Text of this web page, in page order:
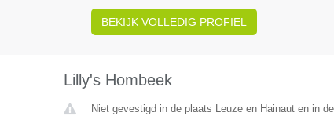
BEKIJK VOLLEDIG PROFIEL
Lilly's Hombeek
Niet gevestigd in de plaats Leuze en Hainaut en in